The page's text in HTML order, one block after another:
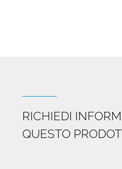
RICHIEDI
QUESTO